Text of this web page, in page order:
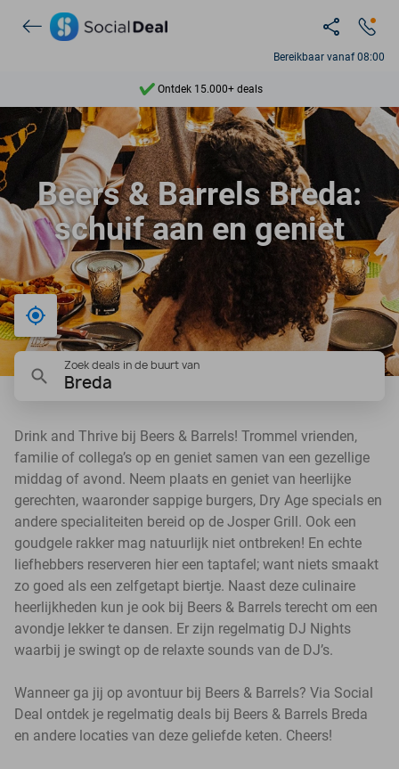
Bereikbaar vanaf 08:00
Ontdek 15.000+ deals
7 dagen per week beschikbaar
10+ miljoen leden
9,4
Ontdek 15.000+ deals
Beers & Barrels Breda:
schuif aan en geniet
Bij mij in de buurt
Zoek deals in de buurt van
Breda
Drink and Thrive bij Beers & Barrels! Trommel vrienden,
familie of collega’s op en geniet samen van een gezellige
middag of avond. Neem plaats en geniet van heerlijke
gerechten, waaronder sappige burgers, Dry Age specials en
andere specialiteiten bereid op de Josper Grill. Ook een
goudgele rakker mag natuurlijk niet ontbreken! En echte
liefhebbers reserveren hier een taptafel; want niets smaakt
zo goed als een zelfgetapt biertje. Naast deze culinaire
heerlijkheden kun je ook bij Beers & Barrels terecht om een
avondje lekker te dansen. Er zijn regelmatig DJ Nights
waarbij je swingt op de relaxte sounds van de DJ’s.
Wanneer ga jij op avontuur bij Beers & Barrels? Via Social
Deal ontdek je regelmatig deals bij Beers & Barrels Breda
en andere locaties van deze geliefde keten. Cheers!